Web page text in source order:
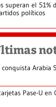
superan el
políticos
Arabia
Pase-U en